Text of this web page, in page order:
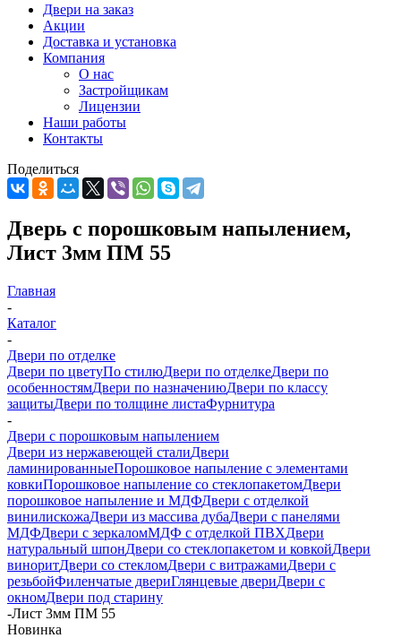
Двери на заказ
Акции
Доставка и установка
Компания
О нас
Застройщикам
Лицензии
Наши работы
Контакты
Поделиться
Дверь с порошковым напылением,
Лист 3мм ПМ 55
Главная
-
Каталог
-
Двери по отделке
Двери по цветуПо стилюДвери по отделкеДвери по
особенностямДвери по назначениюДвери по классу
защитыДвери по толщине листаФурнитура
-
Двери с порошковым напылением
Двери из нержавеющей сталиДвери
ламинированныеПорошковое напыление с элементами
ковкиПорошковое напыление со стеклопакетомДвери
порошковое напыление и МДФДвери с отделкой
винилискожаДвери из массива дубаДвери с панелями
МДФДвери с зеркаломМДФ с отделкой ПВХДвери
натуральный шпонДвери со стеклопакетом и ковкойДвери
виноритДвери со стекломДвери с витражамиДвери с
резьбойФиленчатые двериГлянцевые двериДвери с
окномДвери под старину
-Лист 3мм ПМ 55
Новинка